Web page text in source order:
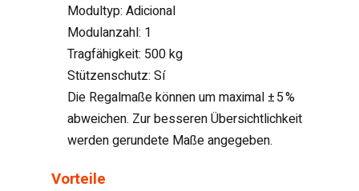
Modultyp: Adicional
Modulanzahl: 1
Tragfähigkeit: 500 kg
Stützenschutz: Sí
Die Regalmaße können um maximal ± 5 %
abweichen. Zur besseren Übersichtlichkeit
werden gerundete Maße angegeben.
Vorteile